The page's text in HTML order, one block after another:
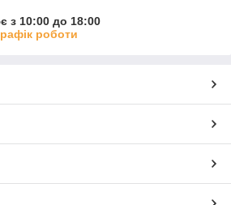
з 10:00 до 18:00
роботи